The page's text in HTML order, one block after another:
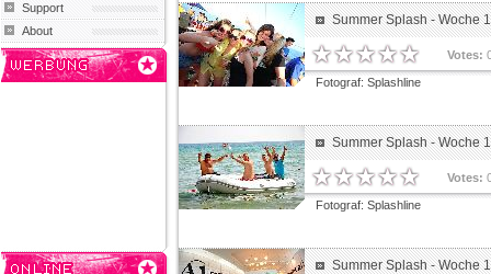
Support
About
Summer Splash - Woche
Votes:
Fotograf: Splashline
Summer Splash - Woche
Votes:
Fotograf: Splashline
Summer Splash - Woche